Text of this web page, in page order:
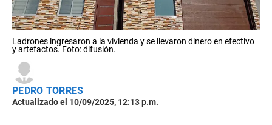
Ladrones ingresaron a la vivienda y se llevaron dinero en efectivo
y artefactos. Foto: difusión.
PEDRO TORRES
Actualizado el 10/09/2025, 12:13 p.m.